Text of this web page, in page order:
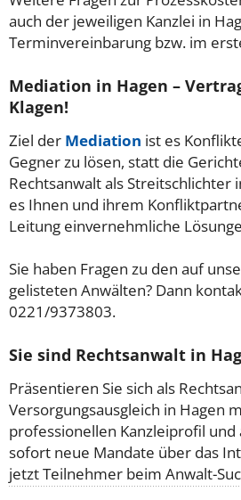
auch der jeweiligen Kanzlei in
Terminvereinbarung bzw. im
Mediation in Hagen –
Klagen!
Ziel der Mediation ist es
Gegner zu lösen, statt die
Rechtsanwalt als Streitschlichter
es Ihnen und ihrem
Leitung einvernehmliche
Sie haben Fragen zu den auf
gelisteten Anwälten? Dann
0221/9373803.
Sie sind Rechtsanwalt in
Präsentieren Sie sich als
Versorgungsausgleich in Hagen
professionellen Kanzleiprofil und
sofort neue Mandate über das
jetzt Teilnehmer beim Anwalt-